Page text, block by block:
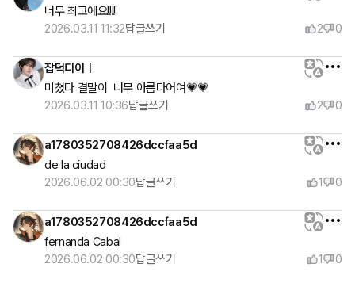
너무 최고에요!!!!
2026.03.11 11:32답글쓰기 2 0
잡덕디이ㅣ
미쳤다 결말이  너무 아름다어여💗💗
2026.03.11 10:36답글쓰기 2 0
a1780352708426dccfaa5d
de la ciudad
2026.06.02 00:30답글쓰기 1 0
a1780352708426dccfaa5d
fernanda Cabal
2026.06.02 00:30답글쓰기 1 0